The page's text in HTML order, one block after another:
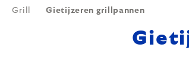
Grill Gietijzeren grillpannen